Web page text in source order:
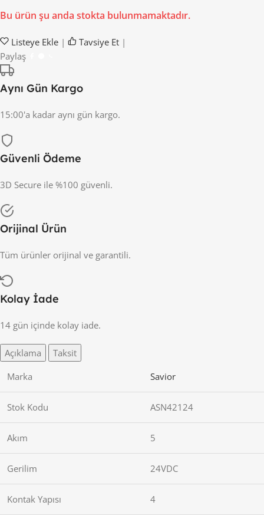
Bu ürün şu anda stokta bulunmamaktadır.
Listeye Ekle | Tavsiye Et |
Paylaş
Aynı Gün Kargo
15:00'a kadar aynı gün kargo.
Güvenli Ödeme
3D Secure ile %100 güvenli.
Orijinal Ürün
Tüm ürünler orijinal ve garantili.
Kolay İade
14 gün içinde kolay iade.
Açıklama
Taksit
Marka
Savior
Stok Kodu ASN42124
Akım 5
Gerilim 24VDC
Kontak Yapısı 4